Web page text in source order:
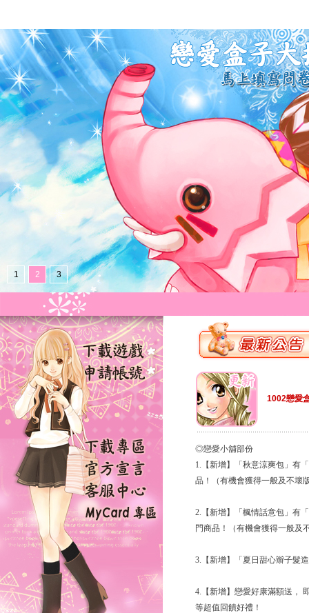
1 2 3
1002戀愛
◎戀愛小舖部份
1.【新增】「秋意涼爽包」有
品！（有機會獲得一般及不壞
2.【新增】「楓情話意包」有
門商品！（有機會獲得一般及
3.【新增】「夏日甜心辮子髮
4.【新增】戀愛好康滿額送，
等超值回饋好禮！